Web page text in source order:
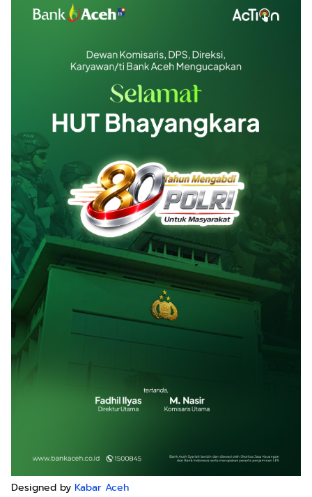
Designed by Kabar Aceh